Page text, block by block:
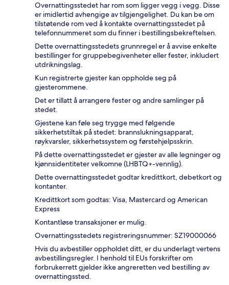
Overnattingsstedet har rom som ligger vegg i vegg. Disse
er imidlertid avhengige av tilgjengelighet. Du kan be om
tilstøtende rom ved å kontakte overnattingsstedet på
telefonnummeret som du finner i bestillingsbekreftelsen.
Dette overnattingsstedets grunnregel er å avvise enkelte
bestillinger for gruppebegivenheter eller fester, inkludert
utdrikningslag.
Kun registrerte gjester kan oppholde seg på
gjesterommene.
Det er tillatt å arrangere fester og andre samlinger på
stedet.
Gjestene kan føle seg trygge med følgende
sikkerhetstiltak på stedet: brannslukningsapparat,
røykvarsler, sikkerhetssystem og førstehjelpsskrin.
På dette overnattingsstedet er gjester av alle legninger og
kjønnsidentiteter velkomne (LHBTQ+-vennlig).
Dette overnattingsstedet godtar kredittkort, debetkort og
kontanter.
Kredittkort som godtas: Visa, Mastercard og American
Express
Kontantløse transaksjoner er mulig.
Overnattingsstedets registreringsnummer: SZ19000066
Hvis du avbestiller oppholdet ditt, er du underlagt vertens
avbestillingsregler. I henhold til EUs forskrifter om
forbrukerrett gjelder ikke angreretten ved bestilling av
overnattingssted.